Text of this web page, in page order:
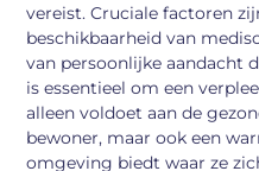
vereist. Cruciale factoren
beschikbaarheid van
van persoonlijke aandacht
is essentieel om een
alleen voldoet aan de
bewoner, maar ook een
omgeving biedt waar ze